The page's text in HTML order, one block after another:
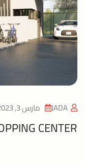
JADA مارس 3, 2023
CENTER